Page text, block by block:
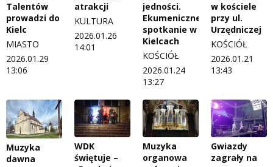
Talentów
prowadzi do
Kielc
MIASTO
2026.01.29
13:06
atrakcji
KULTURA
2026.01.26
14:01
jedności.
Ekumeniczne
spotkanie w
Kielcach
KOŚCIÓŁ
2026.01.24
13:27
w kościele
przy ul.
Urzędniczej
KOŚCIÓŁ
2026.01.21
13:43
Muzyka
dawna
WDK
świętuje –
Muzyka
organowa
Gwiazdy
zagrały na